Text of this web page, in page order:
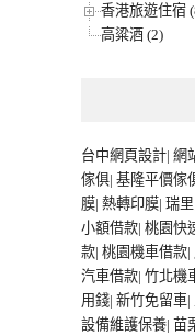
香港旅遊住宿
高粱酒 (2)
台中網頁設計| 網
傢俱| 基隆平價傢
膜| 熱轉印膜| 瑞
小額借款| 桃園快
款| 桃園機車借款|
汽車借款| 竹北機
用錢| 新竹免留車 |
設備維護保養| 苗